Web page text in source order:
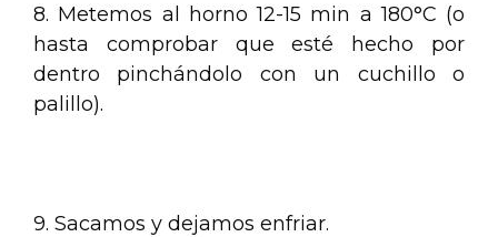
8. Metemos al horno 12-15 min a 180°C (o
hasta comprobar que esté hecho por
dentro pinchándolo con un cuchillo o
palillo).
9. Sacamos y dejamos enfriar.